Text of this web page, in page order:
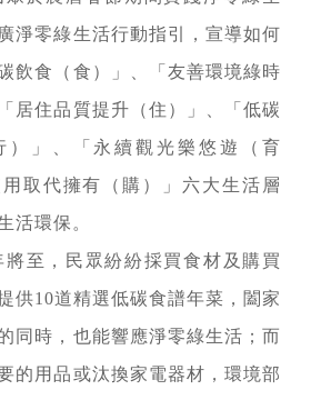
淨零綠生活行動指引，宣導如何
飲食（食）」、「友善環境綠時
居住品質提升（住）」、「低碳
）」、「永續觀光樂悠遊（育
取代擁有（購）」六大生活層
活環保。
將至，民眾紛紛採買食材及購買
供10道精選低碳食譜年菜，闔家
同時，也能響應淨零綠生活；而
的用品或汰換家電器材，環境部